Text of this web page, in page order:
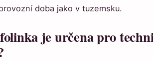
doba jako v tuzemsku.
je určena pro